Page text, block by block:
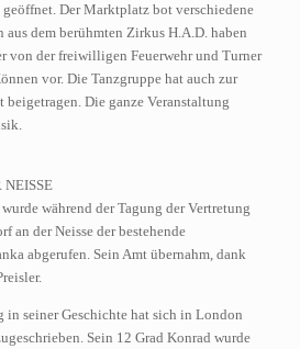
Der Marktplatz bot verschiedene
dem berühmten Zirkus H.A.D. haben
von der freiwilligen Feuerwehr und Turner
vor. Die Tanzgruppe hat auch zur
Die ganze Veranstaltung
NEISSE
während der Tagung der Vertretung
an der Neisse der bestehende
abgerufen. Sein Amt übernahm, dank
in seiner Geschichte hat sich in London
Sein 12 Grad Konrad wurde